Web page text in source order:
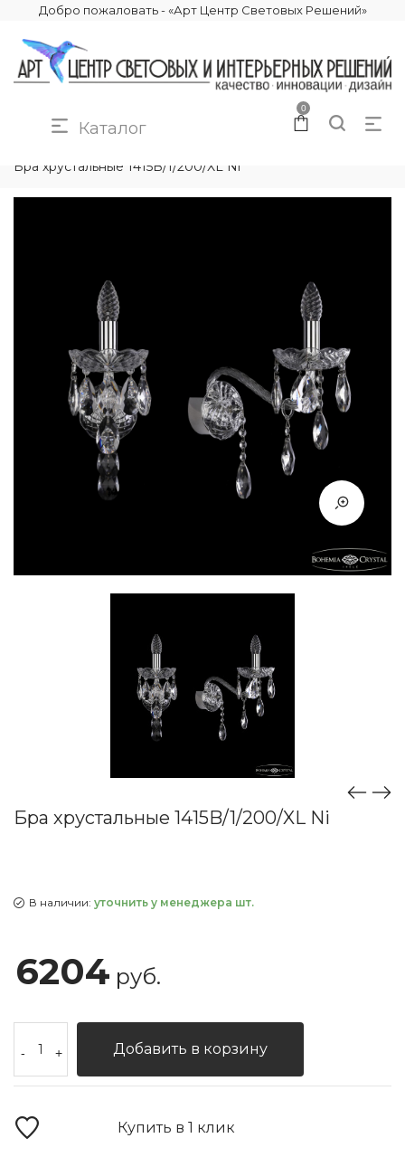
Добро пожаловать - «Арт Центр Световых Решений»
Каталог
0
Бра хрустальные 1415B/1/200/XL Ni
Бра хрустальные 1415B/1/200/XL Ni
В наличии: уточнить у менеджера шт.
6204 руб.
- + Добавить в корзину
Купить в 1 клик